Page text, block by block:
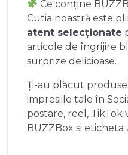
Ce conține
Cutia noastră este
atent selecționate
articole de îngrijire
surprize delicioase.
Ți-au plăcut
impresiile tale în
postare, reel, TikTok
BUZZBox si eticheta